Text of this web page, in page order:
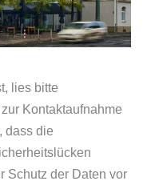
lies bitte
Kontaktaufnahme
dass die
Schutz der Daten vor